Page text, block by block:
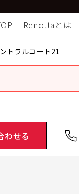
Renottaとは
トラルコート21
わせる